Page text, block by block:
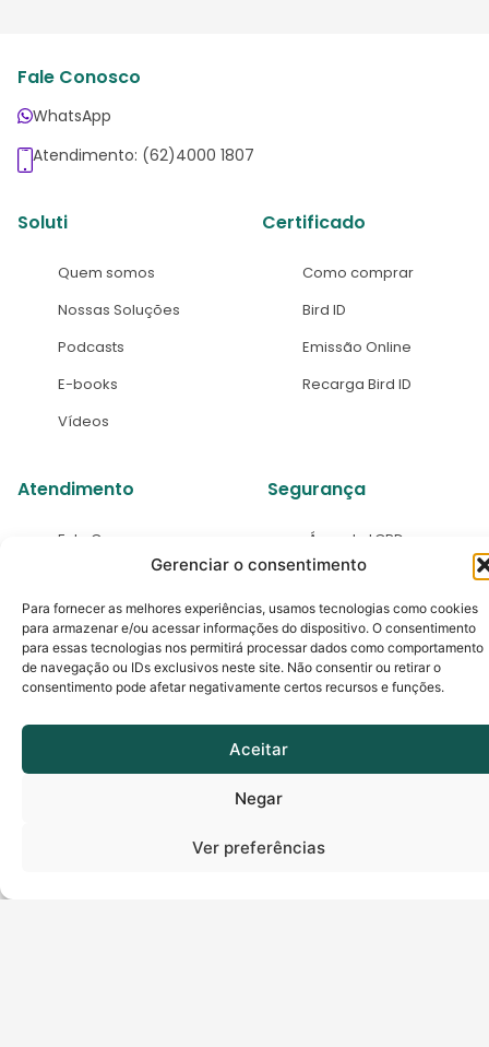
Gerenciar o consentimento
Para fornecer as melhores experiências, usamos tecnologias como cookies
para armazenar e/ou acessar informações do dispositivo. O consentimento
para essas tecnologias nos permitirá processar dados como comportamento
de navegação ou IDs exclusivos neste site. Não consentir ou retirar o
consentimento pode afetar negativamente certos recursos e funções.
Aceitar
Negar
Ver preferências
Fale Conosco
WhatsApp
Atendimento: (62)4000 1807
Soluti
Quem somos
Nossas Soluções
Podcasts
E-books
Vídeos
Certificado
Como comprar
Bird ID
Emissão Online
Recarga Bird ID
Atendimento
Fale Conosco
Perguntas Frequentes
Videoconferência
Nossas Lojas
Segurança
Área de LGPD
Política de Cookies
Política de Garantia
Política de
Privacidade
Termos de uso | Política de privacidade